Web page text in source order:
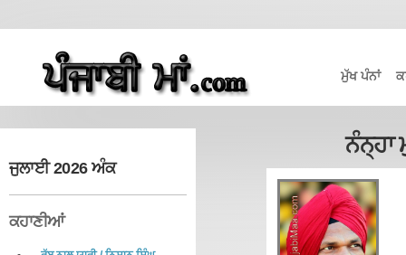
ਮੁੱਖ ਪੰਨਾਂ
ਜੁਲਾਈ 2026 ਅੰਕ
ਕਹਾਣੀਆਂ
ਨੰਨ੍ਹਾ